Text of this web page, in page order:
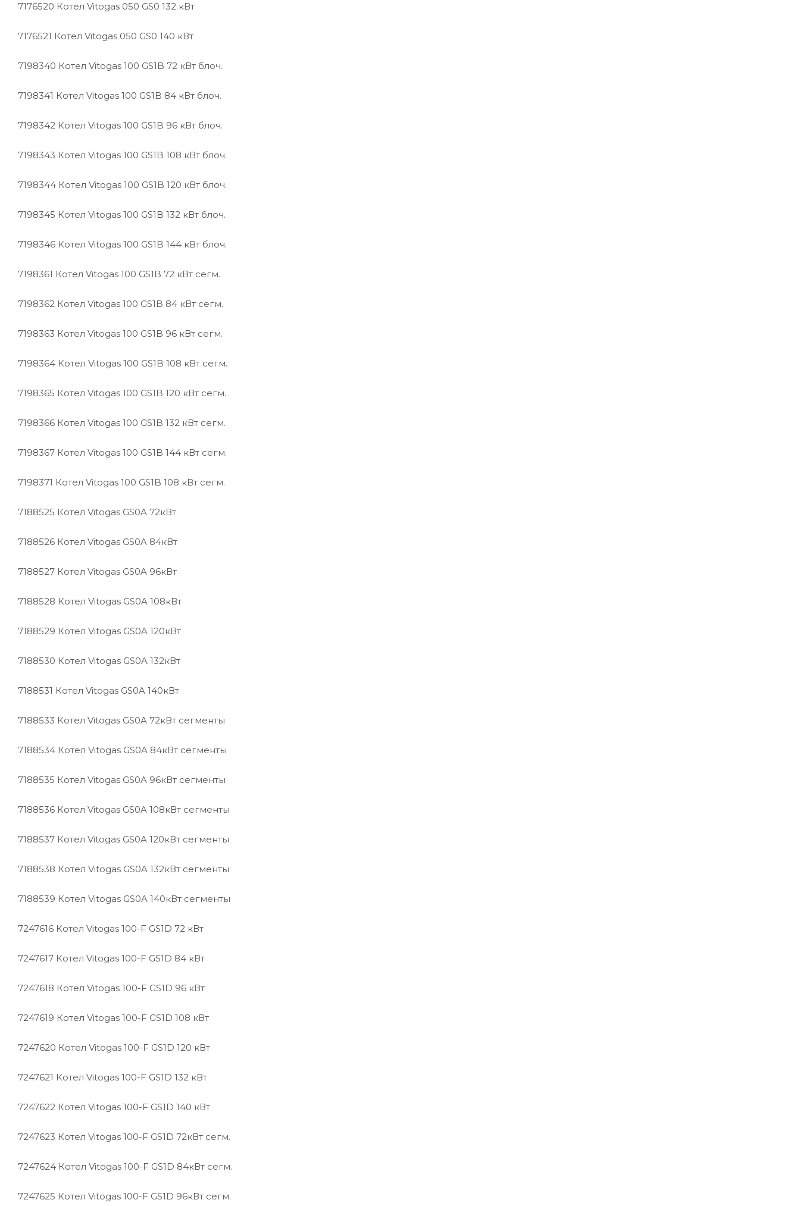
7176520 Котел Vitogas 050 GS0 132 кВт
7176521 Котел Vitogas 050 GS0 140 кВт
7198340 Котел Vitogas 100 GS1B 72 кВт блоч.
7198341 Котел Vitogas 100 GS1B 84 кВт блоч.
7198342 Котел Vitogas 100 GS1B 96 кВт блоч.
7198343 Котел Vitogas 100 GS1B 108 кВт блоч.
7198344 Котел Vitogas 100 GS1B 120 кВт блоч.
7198345 Котел Vitogas 100 GS1B 132 кВт блоч.
7198346 Котел Vitogas 100 GS1B 144 кВт блоч.
7198361 Котел Vitogas 100 GS1B 72 кВт сегм.
7198362 Котел Vitogas 100 GS1B 84 кВт сегм.
7198363 Котел Vitogas 100 GS1B 96 кВт сегм.
7198364 Котел Vitogas 100 GS1B 108 кВт сегм.
7198365 Котел Vitogas 100 GS1B 120 кВт сегм.
7198366 Котел Vitogas 100 GS1B 132 кВт сегм.
7198367 Котел Vitogas 100 GS1B 144 кВт сегм.
7198371 Котел Vitogas 100 GS1B 108 кВт сегм.
7188525 Котел Vitogas GS0A 72кВт
7188526 Котел Vitogas GS0A 84кВт
7188527 Котел Vitogas GS0A 96кВт
7188528 Котел Vitogas GS0A 108кВт
7188529 Котел Vitogas GS0A 120кВт
7188530 Котел Vitogas GS0A 132кВт
7188531 Котел Vitogas GS0A 140кВт
7188533 Котел Vitogas GS0A 72кВт сегменты
7188534 Котел Vitogas GS0A 84кВт сегменты
7188535 Котел Vitogas GS0A 96кВт сегменты
7188536 Котел Vitogas GS0A 108кВт сегменты
7188537 Котел Vitogas GS0A 120кВт сегменты
7188538 Котел Vitogas GS0A 132кВт сегменты
7188539 Котел Vitogas GS0A 140кВт сегменты
7247616 Котел Vitogas 100-F GS1D 72 кВт
7247617 Котел Vitogas 100-F GS1D 84 кВт
7247618 Котел Vitogas 100-F GS1D 96 кВт
7247619 Котел Vitogas 100-F GS1D 108 кВт
7247620 Котел Vitogas 100-F GS1D 120 кВт
7247621 Котел Vitogas 100-F GS1D 132 кВт
7247622 Котел Vitogas 100-F GS1D 140 кВт
7247623 Котел Vitogas 100-F GS1D 72кВт сегм.
7247624 Котел Vitogas 100-F GS1D 84кВт сегм.
7247625 Котел Vitogas 100-F GS1D 96кВт сегм.